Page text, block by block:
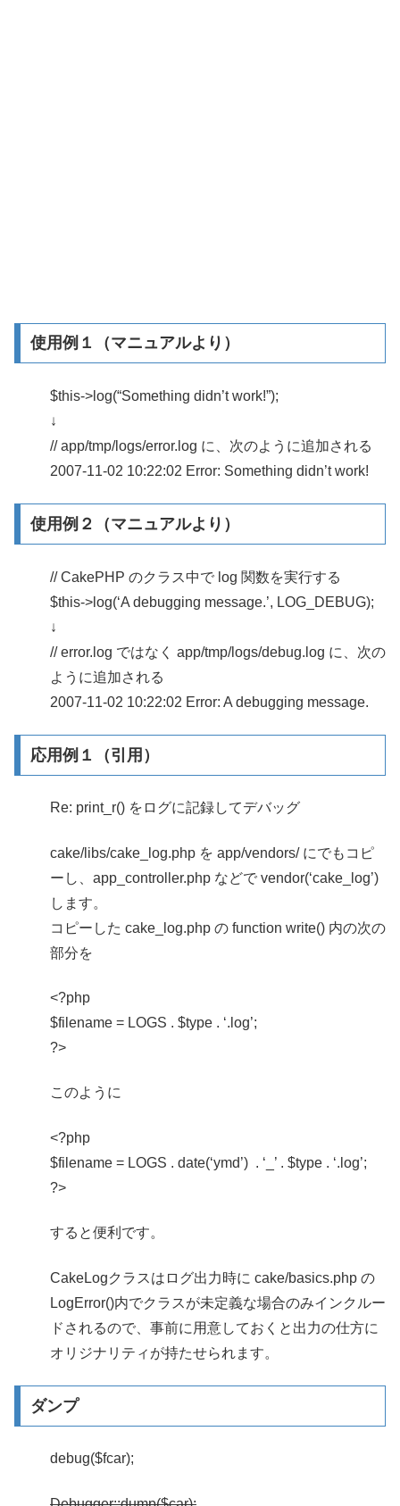
使用例１（マニュアルより）
$this->log(“Something didn’t work!”);
↓
// app/tmp/logs/error.log に、次のように追加される
2007-11-02 10:22:02 Error: Something didn’t work!
使用例２（マニュアルより）
// CakePHP のクラス中で log 関数を実行する
$this->log(‘A debugging message.’, LOG_DEBUG);
↓
// error.log ではなく app/tmp/logs/debug.log に、次の
ように追加される
2007-11-02 10:22:02 Error: A debugging message.
応用例１（引用）
Re: print_r() をログに記録してデバッグ
cake/libs/cake_log.php を app/vendors/ にでもコピ
ーし、app_controller.php などで vendor(‘cake_log’)
します。
コピーした cake_log.php の function write() 内の次の
部分を
<?php
$filename = LOGS . $type . ‘.log’;
?>
このように
<?php
$filename = LOGS . date(‘ymd’) . ‘_’ . $type . ‘.log’;
?>
すると便利です。
CakeLogクラスはログ出力時に cake/basics.php の
LogError()内でクラスが未定義な場合のみインクルー
ドされるので、事前に用意しておくと出力の仕方に
オリジナリティが持たせられます。
ダンプ
debug($fcar);